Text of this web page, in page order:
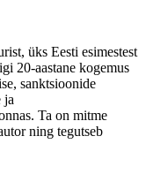
üks Eesti esimestest
20-aastane kogemus
sanktsioonide
ja
Ta on mitme
ning tegutseb